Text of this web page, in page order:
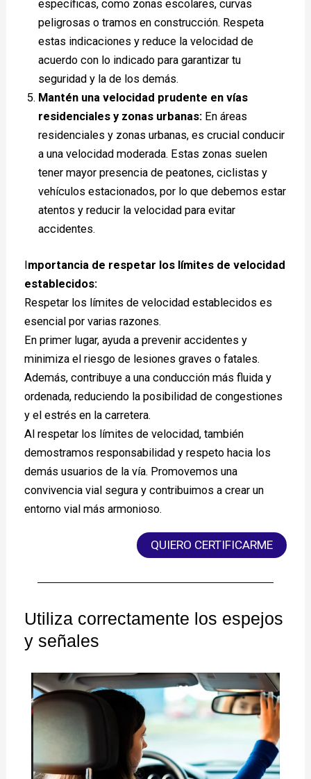
específicas, como zonas escolares, curvas
peligrosas o tramos en construcción. Respeta
estas indicaciones y reduce la velocidad de
acuerdo con lo indicado para garantizar tu
seguridad y la de los demás.
Mantén una velocidad prudente en vías
residenciales y zonas urbanas: En áreas
residenciales y zonas urbanas, es crucial conducir
a una velocidad moderada. Estas zonas suelen
tener mayor presencia de peatones, ciclistas y
vehículos estacionados, por lo que debemos estar
atentos y reducir la velocidad para evitar
accidentes.
Importancia de respetar los límites de velocidad
establecidos:
Respetar los límites de velocidad establecidos es
esencial por varias razones.
En primer lugar, ayuda a prevenir accidentes y
minimiza el riesgo de lesiones graves o fatales.
Además, contribuye a una conducción más fluida y
ordenada, reduciendo la posibilidad de congestiones
y el estrés en la carretera.
Al respetar los límites de velocidad, también
demostramos responsabilidad y respeto hacia los
demás usuarios de la vía. Promovemos una
convivencia vial segura y contribuimos a crear un
entorno vial más armonioso.
QUIERO CERTIFICARME
Utiliza correctamente los espejos
y señales